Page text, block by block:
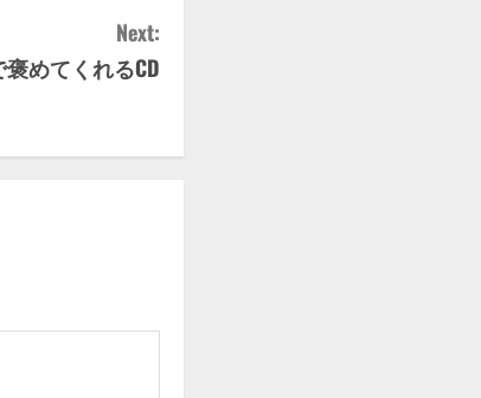
Next:
めてくれるCD